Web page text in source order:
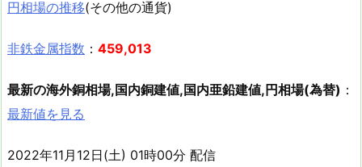
円相場の推移(その他の通貨)
非鉄金属指数 ： 459,013
最新の海外銅相場,国内銅建値,国内亜鉛建値,円相場(為替) ：
最新値を見る
2022年11月12日(土) 01時00分 配信